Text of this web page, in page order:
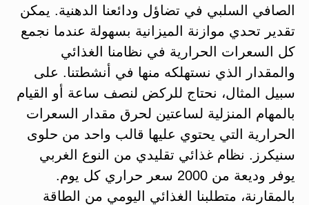
الصافي السلبي في تضاؤل ودائعنا الدهنية. يمكن
تقدير تحدي موازنة الميزانية بسهولة عندما نجمع
كل السعرات الحرارية في نظامنا الغذائي
والمقدار الذي نستهلكه منها في أنشطتنا. على
سبيل المثال، نحتاج للركض لنصف ساعة أو القيام
بالمهام المنزلية لساعتين لحرق مقدار السعرات
الحرارية التي يحتوي عليها قالب واحد من حلوى
سنيكرز. نظام غذائي تقليدي من النوع الغربي
يوفر وديعة من 2000 سعر حراري كل يوم.
بالمقارنة، متطلبنا الغذائي اليومي من الطاقة